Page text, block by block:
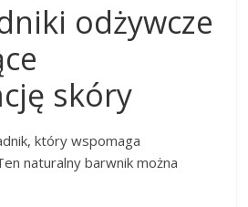
odżywcze
skóry
który wspomaga
naturalny barwnik można